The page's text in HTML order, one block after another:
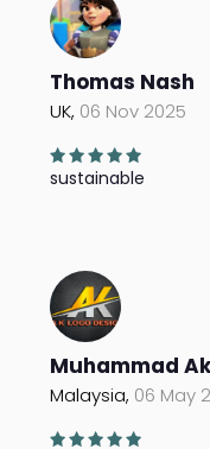
Thomas Nash
UK, 06 Nov 2025
sustainable
Muhammad
Malaysia, 06 May